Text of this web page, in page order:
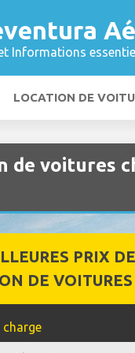
Informations
LOCATION DE
de voitures
PRIX DE
DE VOITURES
charge